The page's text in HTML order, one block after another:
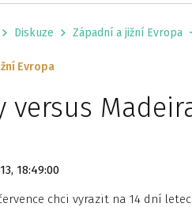
Diskuze Západní a jižní Evropa
Evropa
versus
18:49:00
chci vyrazit na 14 dní